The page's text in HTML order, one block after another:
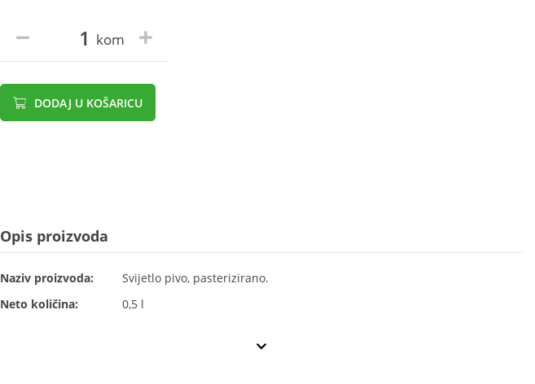
kom
DODAJ U KOŠARICU
Opis proizvoda
Naziv proizvoda:
Svijetlo pivo, pasterizirano.
Neto količina:
0,5 l